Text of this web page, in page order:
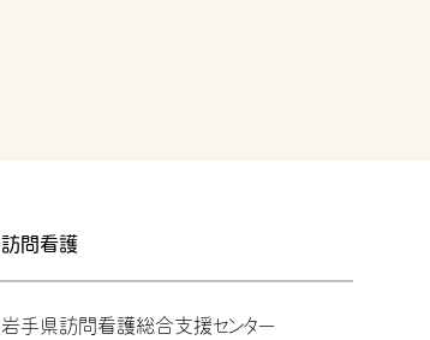
訪問看護
岩手県訪問看護総合支援センター